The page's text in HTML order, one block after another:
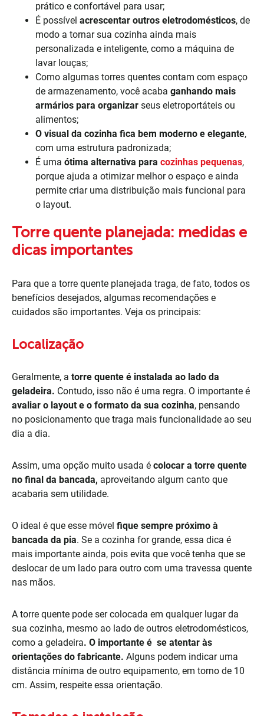
prático e confortável para usar;
É possível acrescentar outros eletrodomésticos, de
modo a tornar sua cozinha ainda mais
personalizada e inteligente, como a máquina de
lavar louças;
Como algumas torres quentes contam com espaço
de armazenamento, você acaba ganhando mais
armários para organizar seus eletroportáteis ou
alimentos;
O visual da cozinha fica bem moderno e elegante,
com uma estrutura padronizada;
É uma ótima alternativa para cozinhas pequenas,
porque ajuda a otimizar melhor o espaço e ainda
permite criar uma distribuição mais funcional para
o layout.
Torre quente planejada: medidas e
dicas importantes
Para que a torre quente planejada traga, de fato, todos os
benefícios desejados, algumas recomendações e
cuidados são importantes. Veja os principais:
Localização
Geralmente, a torre quente é instalada ao lado da
geladeira. Contudo, isso não é uma regra. O importante é
avaliar o layout e o formato da sua cozinha, pensando
no posicionamento que traga mais funcionalidade ao seu
dia a dia.
Assim, uma opção muito usada é colocar a torre quente
no final da bancada, aproveitando algum canto que
acabaria sem utilidade.
O ideal é que esse móvel fique sempre próximo à
bancada da pia. Se a cozinha for grande, essa dica é
mais importante ainda, pois evita que você tenha que se
deslocar de um lado para outro com uma travessa quente
nas mãos.
A torre quente pode ser colocada em qualquer lugar da
sua cozinha, mesmo ao lado de outros eletrodomésticos,
como a geladeira. O importante é se atentar às
orientações do fabricante. Alguns podem indicar uma
distância mínima de outro equipamento, em torno de 10
cm. Assim, respeite essa orientação.